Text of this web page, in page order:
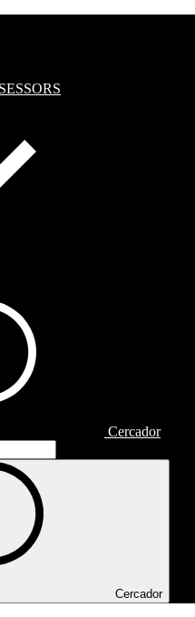
Cercador
Cercador